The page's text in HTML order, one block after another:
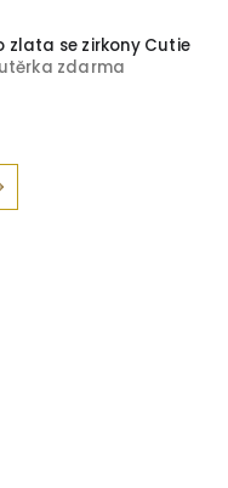
zlata se zirkony Cutie
zdarma